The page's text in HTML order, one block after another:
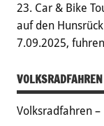
23. Car & Bike
auf den
7.09.2025,
Volksradfahren –